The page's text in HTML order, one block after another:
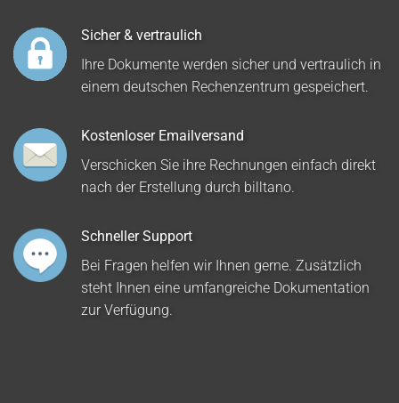
Sicher & vertraulich
Ihre Dokumente werden sicher und vertraulich in
einem deutschen Rechenzentrum gespeichert.
Kostenloser Emailversand
Verschicken Sie ihre Rechnungen einfach direkt
nach der Erstellung durch billtano.
Schneller Support
Bei Fragen helfen wir Ihnen gerne. Zusätzlich
steht Ihnen eine umfangreiche Dokumentation
zur Verfügung.